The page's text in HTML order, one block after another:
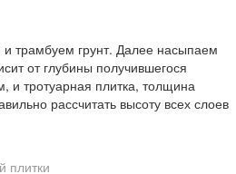
трамбуем грунт. Далее насыпаем
от глубины получившегося
и тротуарная плитка, толщина
рассчитать высоту всех слоев
плитки